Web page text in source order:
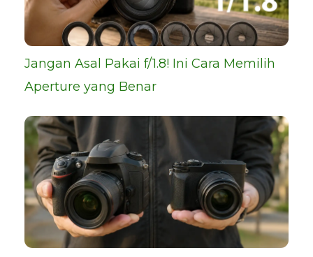
Jangan Asal Pakai f/1.8! Ini Cara Memilih
Aperture yang Benar